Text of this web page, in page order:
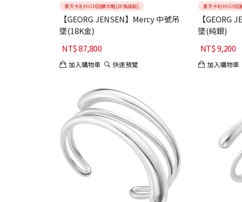
夏天卡利HIGH回饋攻略(詳情請點)
【GEORG JENSEN】Mercy 中號吊
墜(18K金)
NT$87,800
加入購物車 快速預覽
夏天卡利HIGH回
【GEORG
墜(純銀)
NT$9,200
加入購物車